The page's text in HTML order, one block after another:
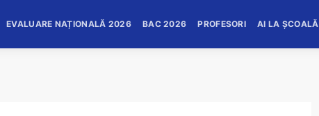
EVALUARE NAȚIONALĂ 2026 BAC 2026 PROFESORI AI LA ȘCOALĂ